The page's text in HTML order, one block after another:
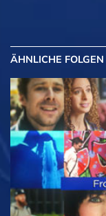
ÄHNLICHE FOLGEN